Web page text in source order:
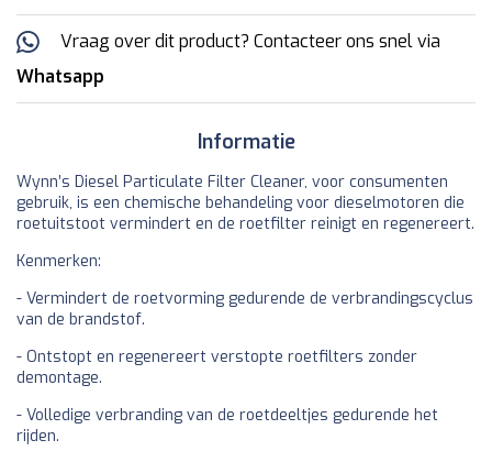
Vraag over dit product? Contacteer ons snel via
Whatsapp
Informatie
Wynn’s Diesel Particulate Filter Cleaner, voor consumenten
gebruik, is een chemische behandeling voor dieselmotoren die
roetuitstoot vermindert en de roetfilter reinigt en regenereert.
Kenmerken:
- Vermindert de roetvorming gedurende de verbrandingscyclus
van de brandstof.
- Ontstopt en regenereert verstopte roetfilters zonder
demontage.
- Volledige verbranding van de roetdeeltjes gedurende het
rijden.